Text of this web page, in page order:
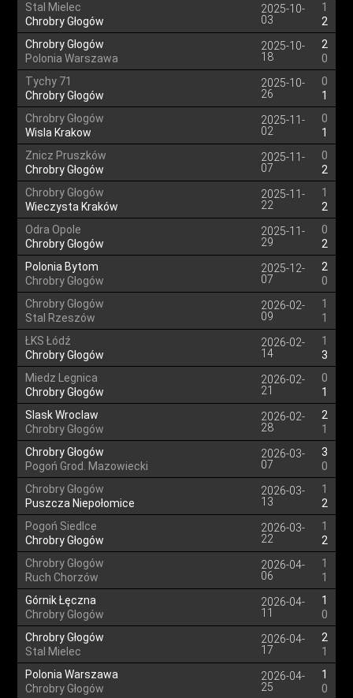
Stal Mielec
Chrobry Głogów
2025-10-
03
1
2
Chrobry Głogów
Polonia Warszawa
2025-10-
18
2
0
Tychy 71
Chrobry Głogów
2025-10-
26
0
1
Chrobry Głogów
Wisla Krakow
2025-11-
02
0
1
Znicz Pruszków
Chrobry Głogów
2025-11-
07
0
2
Chrobry Głogów
Wieczysta Kraków
2025-11-
22
1
2
Odra Opole
Chrobry Głogów
2025-11-
29
0
2
Polonia Bytom
Chrobry Głogów
2025-12-
07
2
0
Chrobry Głogów
Stal Rzeszów
2026-02-
09
1
1
ŁKS Łódź
Chrobry Głogów
2026-02-
14
1
3
Miedz Legnica
Chrobry Głogów
2026-02-
21
0
1
Slask Wroclaw
Chrobry Głogów
2026-02-
28
2
1
Chrobry Głogów
Pogoń Grod. Mazowiecki
2026-03-
07
3
0
Chrobry Głogów
Puszcza Niepołomice
2026-03-
13
1
2
Pogoń Siedlce
Chrobry Głogów
2026-03-
22
1
2
Chrobry Głogów
Ruch Chorzów
2026-04-
06
1
1
Górnik Łęczna
Chrobry Głogów
2026-04-
11
1
0
Chrobry Głogów
Stal Mielec
2026-04-
17
2
1
Polonia Warszawa
Chrobry Głogów
2026-04-
25
1
0